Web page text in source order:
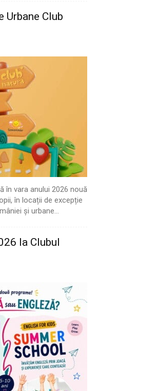
Urbane Club
în vara anului 2026 nouă
în locații de excepție
și urbane...
la Clubul